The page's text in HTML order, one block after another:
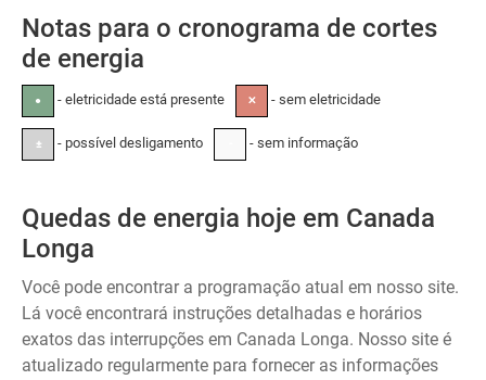
Notas para o cronograma de cortes
de energia
● - eletricidade está presente ✕ - sem eletricidade
± - possível desligamento - sem informação
Quedas de energia hoje em Canada
Longa
Você pode encontrar a programação atual em nosso site.
Lá você encontrará instruções detalhadas e horários
exatos das interrupções em Canada Longa. Nosso site é
atualizado regularmente para fornecer as informações